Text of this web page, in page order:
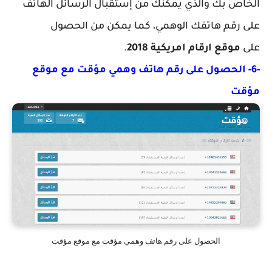
الخاص بك والذي يمكنك من إستقبال الرسائل الهاتف
على رقم هاتفك الوهمي، كما يمكن من الحصول
على موقع ارقام امريكية 2018
.
-6- الحصول على رقم هاتف وهمي مؤقت مع موقع
مؤقت
الحصول على رقم هاتف وهمي مؤقت مع موقع مؤقت